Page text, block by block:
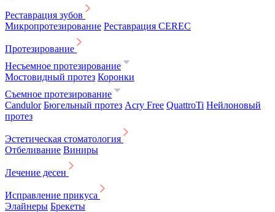
Реставрация зубов
Микропротезирование Реставрация CEREC
Протезирование
Несъемное протезирование
Мостовидный протез Коронки
Съемное протезирование
Candulor Бюгельный протез Acry Free QuattroTi Нейлоновый
протез
Эстетическая стоматология
Отбеливание Виниры
Лечение десен
Исправление прикуса
Элайнеры Брекеты